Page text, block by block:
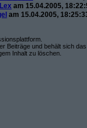
am 15.04.2005,
am 15.04.2005,
Beiträge und behält sich das
Inhalt zu löschen.